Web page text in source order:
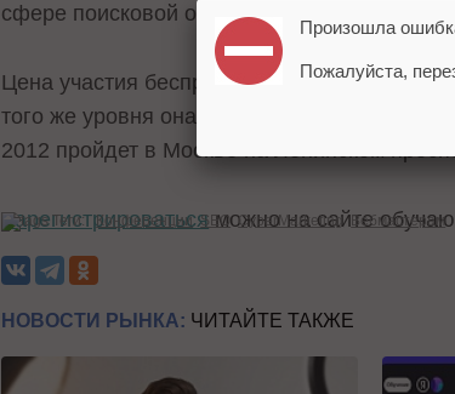
сфере поисковой оптимизации и интернет-
Цена участия беспрецедентно низкая и
того же уровня она обычно в два-три раза
2012 пройдет в Москве на Ленинском
Зарегистрироватьсяможно на сайте
Теги: Конференции SEO CyberMarketing Вебмастерам
НОВОСТИ РЫНКА: ЧИТАЙТЕ ТАКЖЕ
Произошла
Пожалуйста,